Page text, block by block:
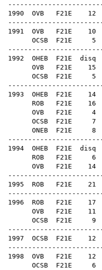
1990 OVB F21E 12
1991 OVB F21E 10
OCSB F21E 5
1992 OHEB F21E disq
OVB F21E 15
OCSB F21E 5
1993 OHEB F21E 14
ROB F21E 16
OVB F21E 4
OCSB F21E 7
ONEB F21E 8
1994 OHEB F21E disq
ROB F21E 6
OVB F21E 14
1995 ROB F21E 21
1996 ROB F21E 17
OVB F21E 11
OCSB F21E 9
1997 OCSB F21E 12
1998 OVB F21E 12
OCSB F21E 6